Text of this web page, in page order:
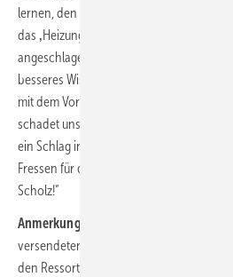
lernen, den die Ampelkoalition durch das
das ‚Heizungsgesetz‘ genommen hat,
angeschlagenen Ministern Habeck und
besseres Wissens – erneut freie Hand für
mit dem Vorschlaghammer. Das Ganze
schadet unserer korporativen
ein Schlag ins Gesicht der betroffenen
Fressen für die radikalen politischen
Scholz!“
Anmerkung der TGA+E-Redaktion:
versendeten Dokument handelt es sich
den Ressorts abgestimmten